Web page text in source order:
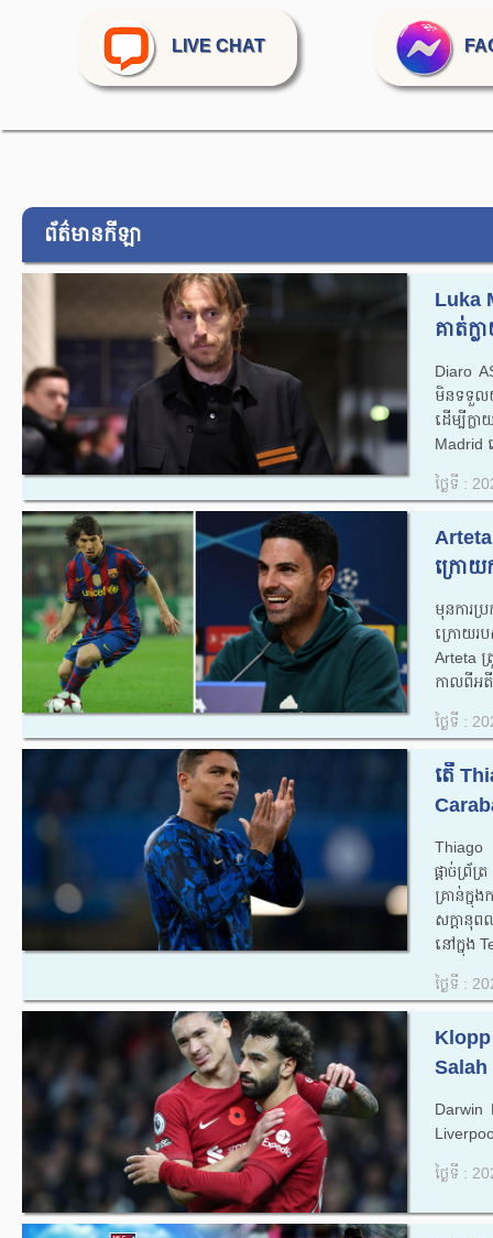
LIVE CHAT
ព័ត៌មានកីឡា
Luka
គាត់ក្
Diaro
មិនទទួល
ដើម្បីក្
Madrid
ថ្ងៃទី :
ក្រោយ
មុនការ
ក្រោយរ
Arteta ត្
កាលពីអតី
ថ្ងៃទី :
តើ
Thiago
ផ្តាច់ព្រ័
គ្រាន់ក្
សក្តានុ
នៅក្នុង
ថ្ងៃទី :
Darwin
ថ្ងៃទី :